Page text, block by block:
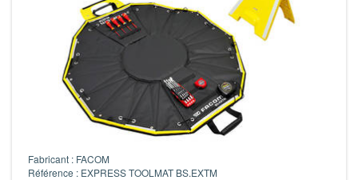
Fabricant : FACOM
Référence : EXPRESS TOOLMAT BS.EXTM